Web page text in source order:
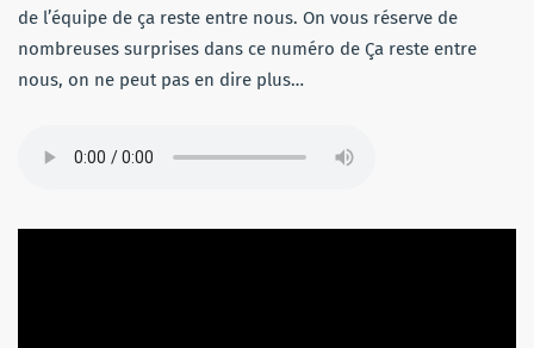
de l’équipe de ça reste entre nous. On vous réserve de
nombreuses surprises dans ce numéro de Ça reste entre
nous, on ne peut pas en dire plus…